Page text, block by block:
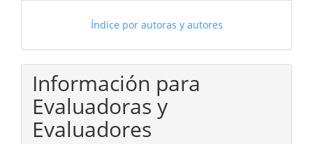
Índice por autoras y autores
Información para
Evaluadoras y
Evaluadores